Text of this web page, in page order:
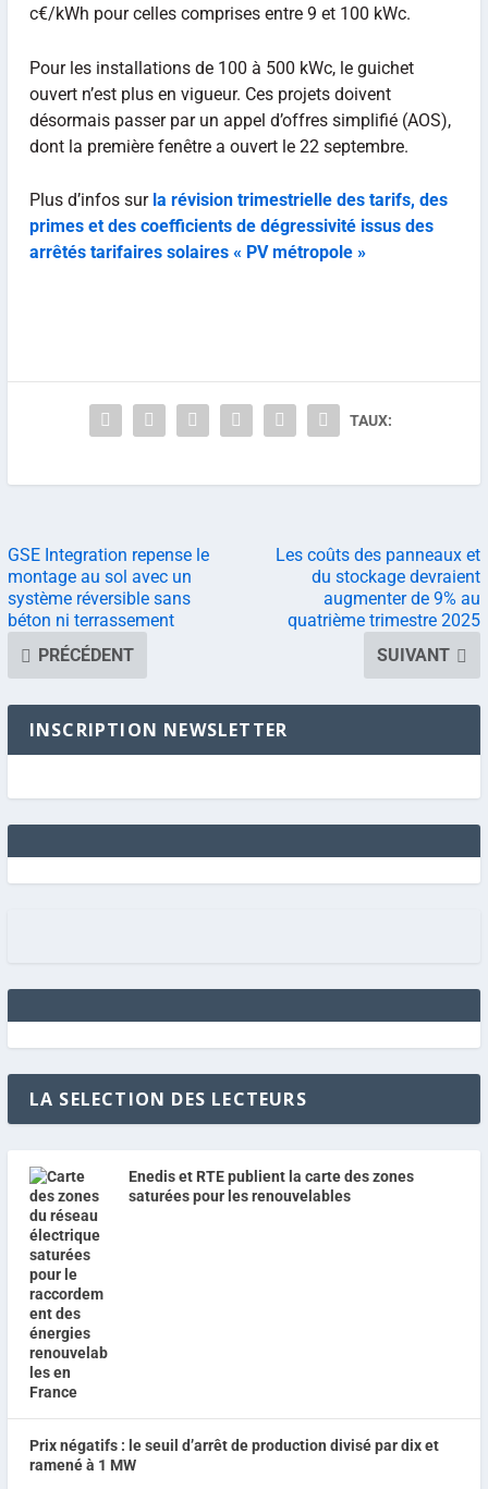
c€/kWh pour celles comprises entre 9 et 100 kWc.
Pour les installations de 100 à 500 kWc, le guichet
ouvert n’est plus en vigueur. Ces projets doivent
désormais passer par un appel d’offres simplifié (AOS),
dont la première fenêtre a ouvert le 22 septembre.
Plus d’infos sur la révision trimestrielle des tarifs, des
primes et des coefficients de dégressivité issus des
arrêtés tarifaires solaires « PV métropole »
TAUX:
GSE Integration repense le
montage au sol avec un
système réversible sans
béton ni terrassement
PRÉCÉDENT
Les coûts des panneaux et
du stockage devraient
augmenter de 9% au
quatrième trimestre 2025
SUIVANT
INSCRIPTION NEWSLETTER
LA SELECTION DES LECTEURS
Enedis et RTE publient la carte des zones
saturées pour les renouvelables
Prix négatifs : le seuil d’arrêt de production divisé par dix et
ramené à 1 MW